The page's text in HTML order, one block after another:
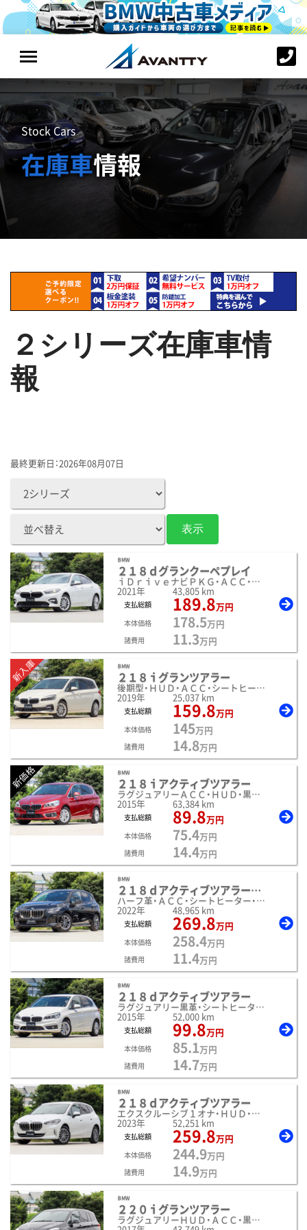
Stock Cars
在庫車情報
２シリーズ在庫車情
報
最終更新日：2026年08月07日
ＢＭＷ
２１８ｄグランクーペプレイ
ｉＤｒｉｖｅナビＰＫＧ・ＡＣＣ・ＯＰ１７インチＡＷ
2021年 43,805 km
支払総額 189.8万円
本体価格 178.5万円
諸費用 11.3万円
新入庫 ＢＭＷ
２１８ｉグランツアラー
後期型・ＨＵＤ・ＡＣＣ・シートヒーター・Ｂカメラ
2019年 25,037 km
支払総額 159.8万円
本体価格 145万円
諸費用 14.8万円
新価格 ＢＭＷ
２１８ｉアクティブツアラー
ラグジュアリーＡＣＣ・ＨＵＤ・黒革・シートヒーター・
2015年 63,384 km
支払総額 89.8万円
本体価格 75.4万円
諸費用 14.4万円
ＢＭＷ
２１８ｄアクティブツアラーＭスポーツ
ハーフ革・ＡＣＣ・シートヒーター・Ｂカメラ・電動ゲート
2022年 48,965 km
支払総額 269.8万円
本体価格 258.4万円
諸費用 11.4万円
ＢＭＷ
２１８ｄアクティブツアラー
ラグジュアリー黒革・シートヒーター・ＨＤＤナビ・
2015年 52,000 km
支払総額 99.8万円
本体価格 85.1万円
諸費用 14.7万円
ＢＭＷ
２１８ｄアクティブツアラー
エクスクルーシブ１オナ・ＨＵＤ・モカ革・
2023年 52,251 km
支払総額 259.8万円
本体価格 244.9万円
諸費用 14.9万円
ＢＭＷ
２２０ｉグランツアラー
ラグジュアリーＨＵＤ・ＡＣＣ・黒革・シートヒーター・